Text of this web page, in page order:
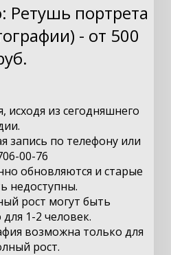
Ретушь портрета
- от 500
из сегодняшнего
запись по телефону или
-00-76
обновляются и старые
недоступны.
рост могут быть
1-2 человек.
возможна только для
рост.